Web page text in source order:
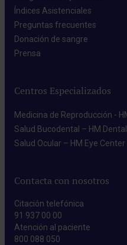
Índices Asistenciales​
Preguntas frecuentes​
Donación de sangre​
Prensa​
Centros Especializados
Medicina de Reproducción -
Salud Bucodental – HM
Salud Ocular – HM Eye Center​
Contacta con nosotros
Citación telefónica
91 937 00 00
Atención al paciente
800 088 050